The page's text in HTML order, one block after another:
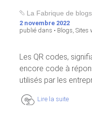
La Fabrique de blogs
2 novembre 2022
publié dans • Blogs, Sites
Les QR codes,
encore code à
utilisés par les
Lire la suite